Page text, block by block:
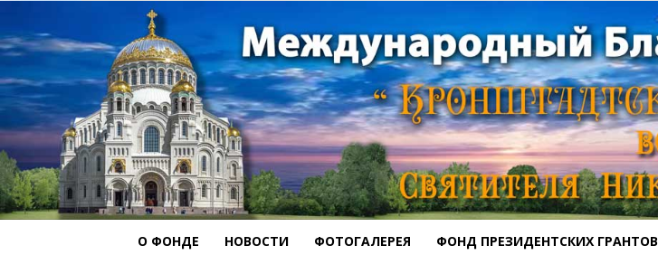
О ФОНДЕ НОВОСТИ ФОТОГАЛЕРЕЯ ФОНД ПРЕЗИДЕНТСКИХ ГРАНТОВ